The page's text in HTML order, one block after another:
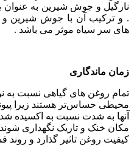
نارگیل و جوش شیرین به عنوان
. و ترکیب آن با جوش شیرین
های سر سیاه موثر می باشد .
زمان ماندگاری
تمام روغن های گیاهی نسبت به
محیطی حساس‌تر هستند زیرا
آنها به شدت نسبت به اکسیده
مکان خنک و تاریک نگهداری
کیفیت روغن تاثیر گذارد و روند